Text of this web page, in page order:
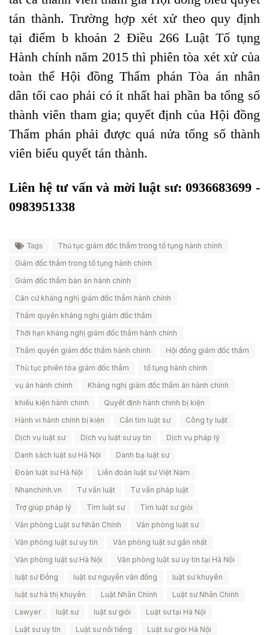
tán thành. Trường hợp xét xử theo quy định
tại điểm b khoản 2 Điều 266Luật Tố tụng
Hành chính năm 2015 thì phiên tòa xét xử của
toàn thể Hội đồng Thẩm phán Tòa án nhân
dân tối cao phải có ít nhất hai phần ba tổng số
thành viên tham gia; quyết định của Hội đồng
Thẩm phán phải được quá nửa tổng số thành
viên biểu quyết tán thành.
Liên hệ tư vấn và mời luật sư: 0936683699 -
0983951338
Tags
Thủ tục giám đốc thẩm trong tố tụng hành chính
Giám đốc thẩm trong tố tụng hành chính
Giám đốc thẩm bản án hành chính
Căn cứ kháng nghị giám đốc thẩm hành chính
Thẩm quyền kháng nghị giám đốc thẩm
Thời hạn kháng nghị giám đốc thẩm hành chính
Thẩm quyền giám đốc thẩm hành chính
Hội đồng giám đốc thẩm
Thủ tục phiên tòa giám đốc thẩm
tố tụng hành chính
vụ án hành chính
Kháng nghị giám đốc thẩm án hành chính
khiếu kiện hành chính
Quyết định hành chính bị kiện
Hành vi hành chính bị kiện
Cần tìm luật sư
Công ty luật
Dịch vụ luật sư
Dịch vụ luật sư uy tín
Dịch vụ pháp lý
Danh sách luật sư Hà Nội
Danh bạ luật sư
Đoàn luật sư Hà Nội
Liên đoàn luật sư Việt Nam
Nhanchinh.vn
Tư vấn luật
Tư vấn pháp luật
Trợ giúp pháp lý
Tìm luật sư
Tìm luật sư giỏi
Văn phòng Luật sư Nhân Chính
Văn phòng luật sư
Văn phòng luật sư uy tín
Văn phòng luật sư gần nhất
Văn phòng luật sư Hà Nội
Văn phòng luật sư uy tín tại Hà Nội
luật sư Đồng
luật sư nguyễn văn đồng
luật sư khuyên
luật sư hà thị khuyên
Luật Nhân Chính
Luật sư Nhân Chính
Lawyer
luật sư luật sư giỏi
Luật sư tại Hà Nội
Luật sư uy tín
Luật sư nổi tiếng
Luật sư giỏi Hà Nội